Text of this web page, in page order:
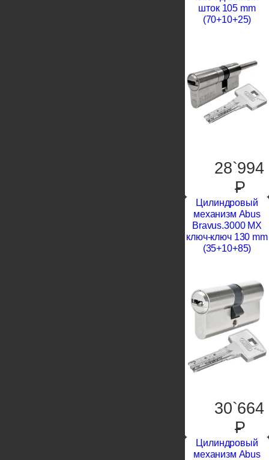
шток 105 mm
(70+10+25)
28`994
P
Цилиндровый
механизм Abus
Bravus.3000 MX
ключ-ключ 130 mm
(35+10+85)
30`664
P
Цилиндровый
механизм Abus